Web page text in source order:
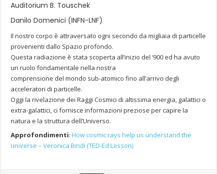
Auditorium B. Touschek
Danilo Domenici (INFN-LNF)
Il nostro corpo è attraversato ogni secondo da migliaia di particelle
provenienti dallo Spazio profondo.
Questa radiazione è stata scoperta all’inizio del ‘900 ed ha avuto
un ruolo fondamentale nella nostra
comprensione del mondo sub-atomico fino all’arrivo degli
acceleratori di particelle.
Oggi la rivelazione dei Raggi Cosmici di altissima energia, galattici o
extra-galattici, ci fornisce informazioni preziose per capire la
natura e la struttura dell’Universo.
Approfondimenti:How cosmic rays help us understand the
universe – Veronica Bindi (TED-Ed Lesson)